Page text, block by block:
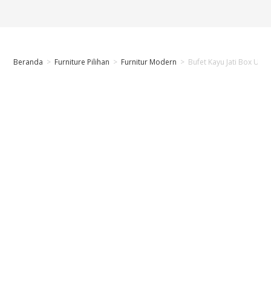
Beranda > Furniture Pilihan > Furnitur Modern > Bufet Kayu Jati Box